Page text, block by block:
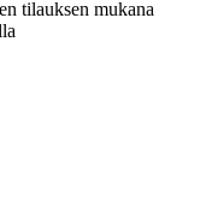
tilauksen mukana